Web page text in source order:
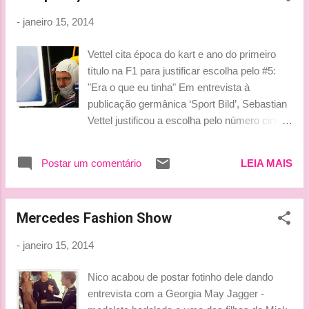
F616. The name that gets the most votes will
the day before the first photos of the car are
exclusively revealed, along with a series of
multimedia tools that will outline its main
technical characteristics. Not only can fans
make their mark on the Scuderia’s 2014
social media networks, they can also put
- janeiro 15, 2014
Vettel cita época do kart e ano do primeiro
título na F1 para justificar escolha pelo #5:
"Era o que eu tinha" Em entrevista à
publicação germânica ‘Sport Bild’, Sebastian
Vettel justificou a escolha pelo número cinco
(Federação Internacional de Automobilismo)
divulgou números escolhidos pelos pilotos na
Internacional de Automobilismo) divulgou na
escolhidos pelos pilotos que vão compor o
vigente, Sebastian Vettel vai para a pista com
o tradicional número um, mas escolheu o
Postar um comentário LEIA MAIS
Mercedes Fashion Show
- janeiro 15, 2014
Nico acabou de postar fotinho dele dando
entrevista com a Georgia May Jagger -